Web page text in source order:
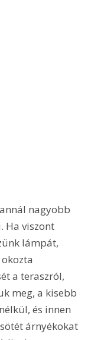
nagyobb
Ha viszont
lámpát,
a teraszról,
meg, a kisebb
és innen
árnyékokat